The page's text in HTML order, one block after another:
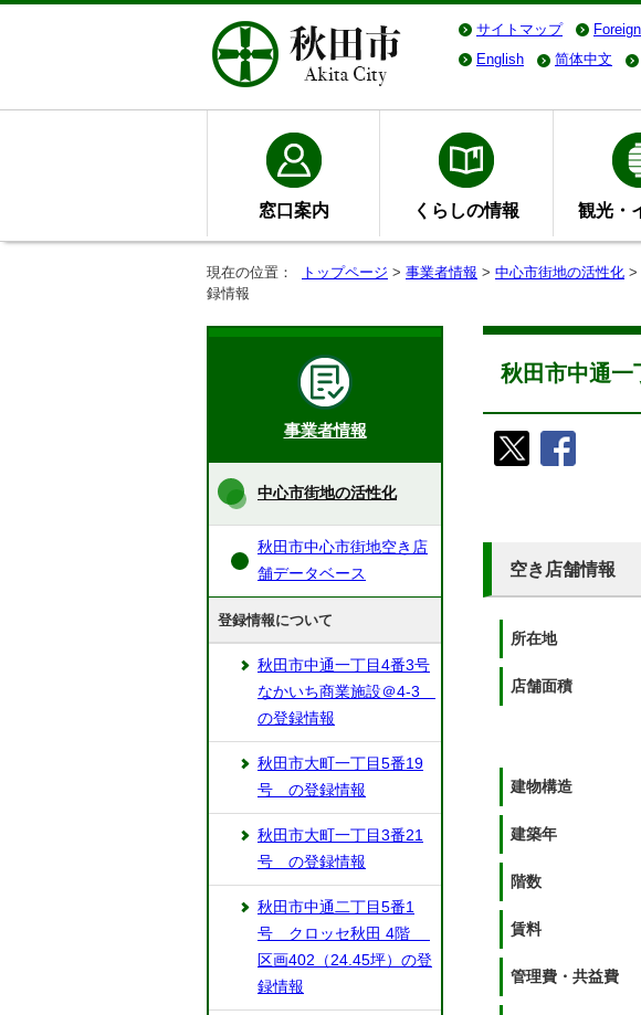
サイトマップ
English
简体中文
窓口案内 くらしの情報 観光・
現在の位置： トップページ > 事業者情報 > 中心市街地の活性化 >
録情報
秋田市中通
空き店舗情報
所在地
店舗面積
建物構造
建築年
階数
賃料
管理費・共益費
事業者情報
中心市街地の活性化
秋田市中心市街地空き店
舗データベース
登録情報について
秋田市中通一丁目4番3号
なかいち商業施設＠4-3
の登録情報
秋田市大町一丁目5番19
号 の登録情報
秋田市大町一丁目3番21
号 の登録情報
秋田市中通二丁目5番1
号 クロッセ秋田 4階
区画402（24.45坪）の登
録情報